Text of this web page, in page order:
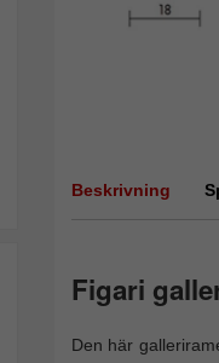
Beskrivning
Figari
Den här